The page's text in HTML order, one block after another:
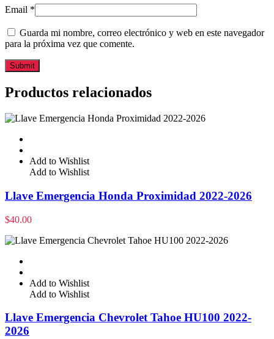
Email *
Guarda mi nombre, correo electrónico y web en este navegador
para la próxima vez que comente.
Productos relacionados
Add to Wishlist
Add to Wishlist
Llave Emergencia Honda Proximidad 2022-2026
$40.00
Add to Wishlist
Add to Wishlist
Llave Emergencia Chevrolet Tahoe HU100 2022-
2026